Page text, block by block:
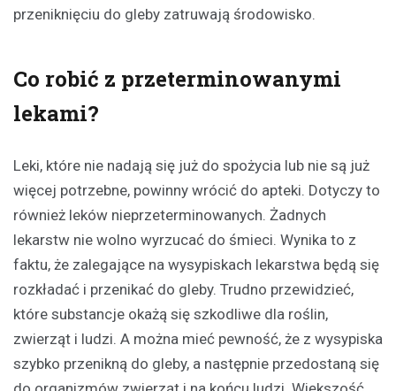
przeniknięciu do gleby zatruwają środowisko.
Co robić z przeterminowanymi
lekami?
Leki, które nie nadają się już do spożycia lub nie są już
więcej potrzebne, powinny wrócić do apteki. Dotyczy to
również leków nieprzeterminowanych. Żadnych
lekarstw nie wolno wyrzucać do śmieci. Wynika to z
faktu, że zalegające na wysypiskach lekarstwa będą się
rozkładać i przenikać do gleby. Trudno przewidzieć,
które substancje okażą się szkodliwe dla roślin,
zwierząt i ludzi. A można mieć pewność, że z wysypiska
szybko przenikną do gleby, a następnie przedostaną się